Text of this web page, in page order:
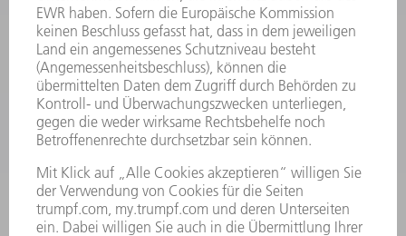
SOFTWARE
SERVICES
ANWENDUNGEN
BRANCHEN
UNTERNEHMEN
KARRIERE
STELLENANGEBOTE
UNTERNEHMENSPROFIL
GESCHÄFTSBERICHT
UNTERNEHMENSGRUNDSÄTZE
COMPLIANCE
HINWEISGEBERSYSTEM